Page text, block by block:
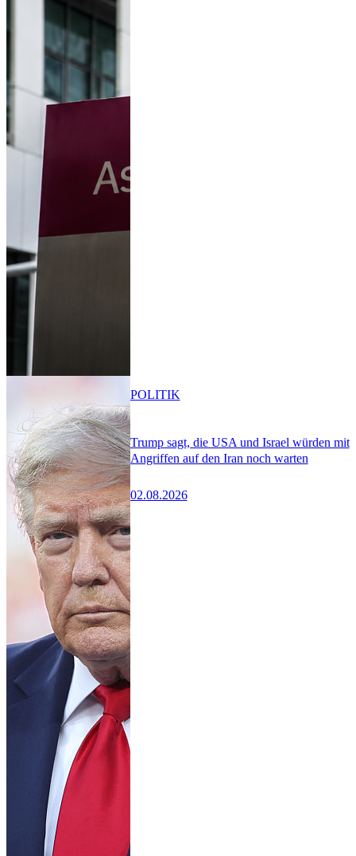
Trump sagt, die USA und Israel würden mit
Angriffen auf den Iran noch warten
02.08.2026
POLITIK